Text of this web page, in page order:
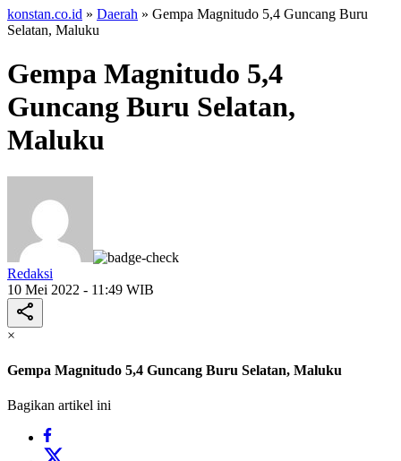
konstan.co.id » Daerah » Gempa Magnitudo 5,4 Guncang Buru
Selatan, Maluku
Gempa Magnitudo 5,4
Guncang Buru Selatan,
Maluku
Redaksi
10 Mei 2022 - 11:49 WIB
×
Gempa Magnitudo 5,4 Guncang Buru Selatan, Maluku
Bagikan artikel ini